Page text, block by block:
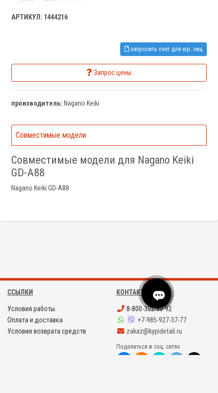
АРТИКУЛ: 1444216
запросить счет для юр. лиц
Запрос цены
производитель: Nagano Keiki
Совместимые модели
Совместимые модели для Nagano Keiki
GD-A88
Nagano Keiki GD-A88
ССЫЛКИ
Условия работы
Оплата и доставка
Условия возврата средств
КОНТАКТЫ
8-800-302-90-92
+7-985-927-37-77
zakaz@kypidetali.ru
Поделиться в соц. сетях